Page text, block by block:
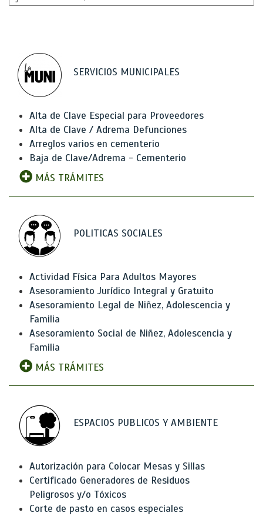
SERVICIOS MUNICIPALES
Alta de Clave Especial para Proveedores
Alta de Clave / Adrema Defunciones
Arreglos varios en cementerio
Baja de Clave/Adrema - Cementerio
MÁS TRÁMITES
POLITICAS SOCIALES
Actividad Física Para Adultos Mayores
Asesoramiento Jurídico Integral y Gratuito
Asesoramiento Legal de Niñez, Adolescencia y
Familia
Asesoramiento Social de Niñez, Adolescencia y
Familia
MÁS TRÁMITES
ESPACIOS PUBLICOS Y AMBIENTE
Autorización para Colocar Mesas y Sillas
Certificado Generadores de Residuos
Peligrosos y/o Tóxicos
Corte de pasto en casos especiales